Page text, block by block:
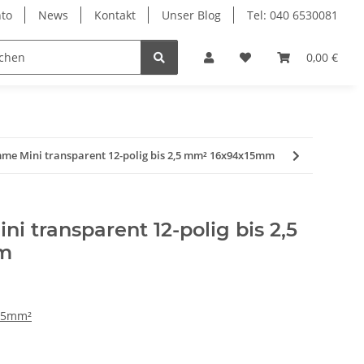
News Kontakt Unser Blog Tel: 040 6530081
0,00 €
Mini transparent 12-polig bis 2,5 mm² 16x94x15mm
transparent 12-polig bis 2,5